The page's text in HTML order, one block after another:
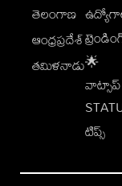
తెలంగాణ
ఆంధ్రప్రదేశ్
తమిళనాడు🌟
వాట్సాప్
టిప్స్